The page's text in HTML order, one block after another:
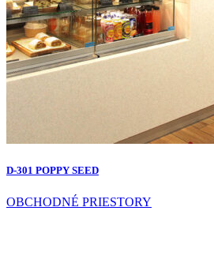
D-301 POPPY SEED
OBCHODNÉ PRIESTORY